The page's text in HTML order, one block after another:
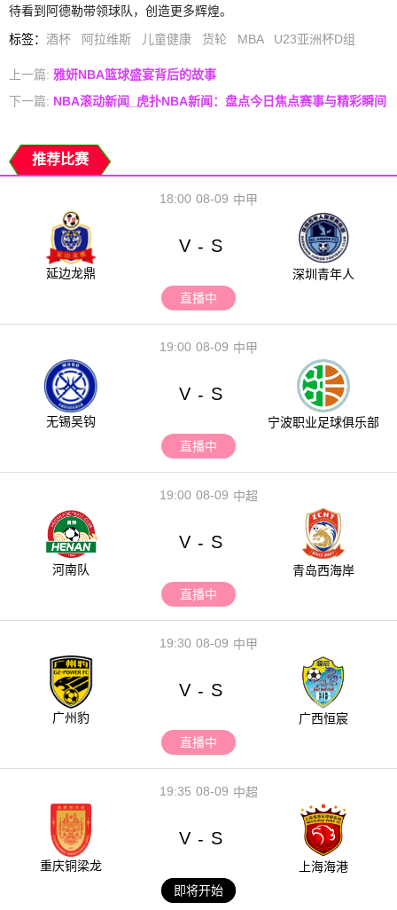
待看到阿德勒带领球队，创造更多辉煌。
标签： 酒杯 阿拉维斯 儿童健康 货轮 MBA U23亚洲杯D组
上一篇: 雅妍NBA篮球盛宴背后的故事
下一篇: NBA滚动新闻_虎扑NBA新闻：盘点今日焦点赛事与精彩瞬间
推荐比赛
08-09
18:00 中甲
延边龙鼎
V - S
深圳青年人
直播中
08-09
19:00 中甲
无锡吴钩
V - S
宁波职业足球俱乐部
直播中
08-09
19:00 中超
河南队
V - S
青岛西海岸
直播中
08-09
19:30 中甲
广州豹
V - S
广西恒宸
直播中
08-09
19:35 中超
重庆铜梁龙
V - S
上海海港
即将开始